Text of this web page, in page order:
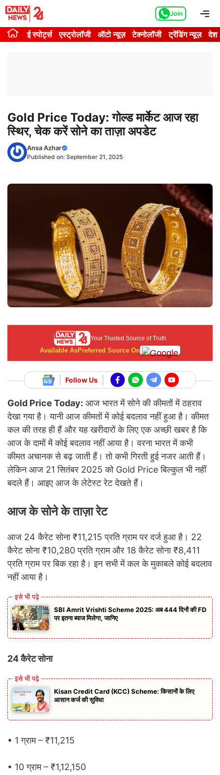
Skip
content
Join
ई स्पोर्ट्स एस्ट्रोलॉजी ऑटो न्यूज़ टेक्नोलॉजी ट्रेंडिंग न्यूज़ देश
Gold Price Today: गोल्ड मार्केट आज रहा
स्थिर, चेक करें सोने का ताज़ा अपडेट
Ansa Azhar
Published on: September 21, 2025
Your Trusted Source of Truth
Available AsPreferred Source On
Follow Us
Gold Price Today: आज भारत में सोने की कीमतों में ठहराव
देखा गया है। यानी आज कीमतों में कोई बदलाव नहीं हुआ है। कीमत
कल की तरह ही हैं और यह खरीदारों के लिए एक अच्छी खबर है कि
आज के दामों में कोई बदलाव नहीं आया है। वरना भारत में कभी
कीमत अचानक से बढ़ जाती हैं। तो कभी गिरती हुई नजर आती हैं।
लेकिन आज 21 सितंबर 2025 को Gold Price बिल्कुल भी नहीं
बदले हैं। आइए आज के लेटेस्ट रेट देखते हैं।
आज के सोने के ताज़ा रेट
आज 24 कैरेट सोना ₹11,215 प्रति ग्राम पर दर्ज हुआ है। 22
कैरेट सोना ₹10,280 प्रति ग्राम और 18 कैरेट सोना ₹8,411
प्रति ग्राम पर बिक रहा है। इन सभी में कल के मुकाबले कोई बदलाव
नहीं आया है।
SBI Amrit Vrishti Scheme 2025: अब 444 दिनों की FD
पर इतना ब्याज मिलेगा, जानिए
24 कैरेट सोना
Kisan Credit Card (KCC) Scheme: किसानों के लिए
आसान कर्ज की सुविधा
• 1 ग्राम – ₹11,215
• 10 ग्राम – ₹1,12,150